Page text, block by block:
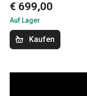
€ 699,00
Auf Lager
Kaufen